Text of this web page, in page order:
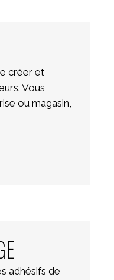
créer et
Vous
ou magasin,
adhésifs de